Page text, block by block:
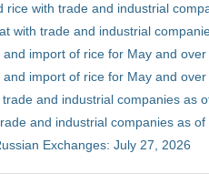
rice with trade and industrial
with trade and industrial
and import of rice for May and
and import of rice for May and
and industrial companies as
and industrial companies as
Exchanges: July 27, 2026